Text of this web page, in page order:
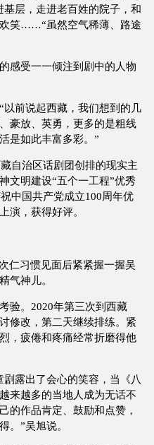
基层，走进老百姓的院子，和
笑……“虽然空气稀薄、路途
感受一一倾注到剧中的人物
前说起西藏，我们想到的几
豪放、英勇，更多的是粗线
是如此丰富多彩。”
自治区话剧团创排的现实主
文明建设“五个一工程”优秀
中国共产党成立100周年优
演，获得好评。
仁习惯见面后紧紧握一握吴
气神儿。
验。2020年第三次到西藏
修改，第二天继续排练。紧
，疲倦和疼痛经常折磨得他
露出了会心的笑容，当《八
来越多的当地人成为无话不
的作品肯定、鼓励和点赞，
。”吴旭说。